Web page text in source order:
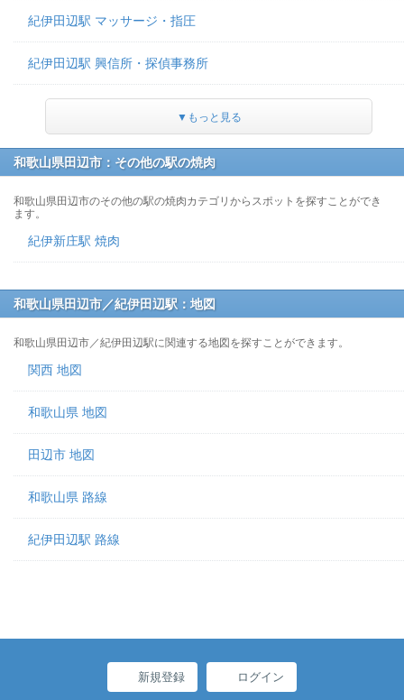
紀伊田辺駅 マッサージ・指圧
紀伊田辺駅 興信所・探偵事務所
▼もっと見る
和歌山県田辺市：その他の駅の焼肉
和歌山県田辺市のその他の駅の焼肉カテゴリからスポットを探すことができ
ます。
紀伊新庄駅 焼肉
和歌山県田辺市／紀伊田辺駅：地図
和歌山県田辺市／紀伊田辺駅に関連する地図を探すことができます。
関西 地図
和歌山県 地図
田辺市 地図
和歌山県 路線
紀伊田辺駅 路線
新規登録 ログイン